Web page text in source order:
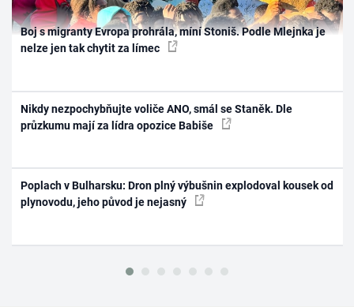
Boj s migranty Evropa prohrála, míní Stoniš. Podle Mlejnka je
nelze jen tak chytit za límec
Nikdy nezpochybňujte voliče ANO, smál se Staněk. Dle
průzkumu mají za lídra opozice Babiše
Poplach v Bulharsku: Dron plný výbušnin explodoval kousek od
plynovodu, jeho původ je nejasný